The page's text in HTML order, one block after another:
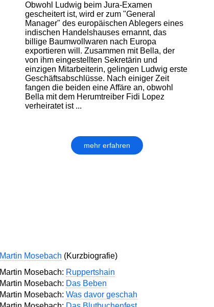
Obwohl Ludwig beim Jura-Examen
gescheitert ist, wird er zum "General
Manager" des europäischen Ablegers eines
indischen Handelshauses ernannt, das
billige Baumwollwaren nach Europa
exportieren will. Zusammen mit Bella, der
von ihm eingestellten Sekretärin und
einzigen Mitarbeiterin, gelingen Ludwig erste
Geschäftsabschlüsse. Nach einiger Zeit
fangen die beiden eine Affäre an, obwohl
Bella mit dem Herumtreiber Fidi Lopez
verheiratet ist ...
mehr erfahren
Martin Mosebach (Kurzbiografie)
Martin Mosebach: Ruppertshain
Martin Mosebach: Das Beben
Martin Mosebach: Was davor geschah